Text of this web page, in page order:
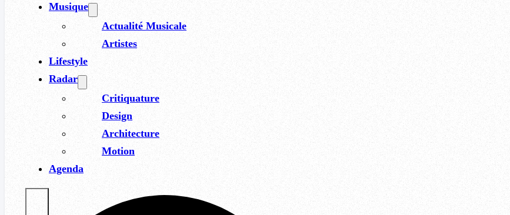
Musique
Actualité Musicale
Artistes
Lifestyle
Radar
Critiquature
Design
Architecture
Motion
Agenda